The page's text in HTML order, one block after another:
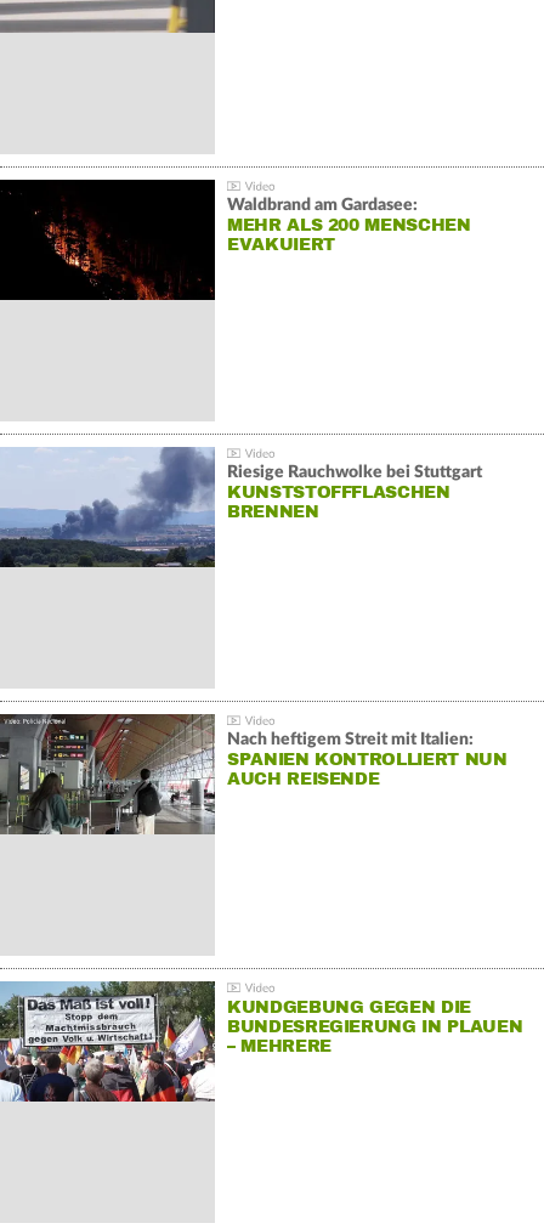
Waldbrand am Gardasee:
MEHR ALS 200 MENSCHEN
EVAKUIERT
Riesige Rauchwolke bei Stuttgart
KUNSTSTOFFFLASCHEN
BRENNEN
Nach heftigem Streit mit Italien:
SPANIEN KONTROLLIERT NUN
AUCH REISENDE
KUNDGEBUNG GEGEN DIE
BUNDESREGIERUNG IN PLAUEN
– MEHRERE